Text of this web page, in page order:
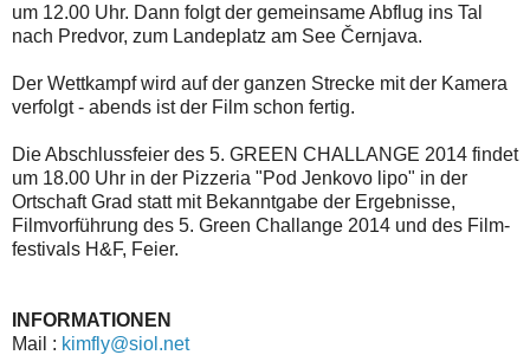
um 12.00 Uhr. Dann folgt der gemeinsame Abflug ins Tal
nach Predvor, zum Landeplatz am See Černjava.
Der Wettkampf wird auf der ganzen Strecke mit der Kamera
verfolgt - abends ist der Film schon fertig.
Die Abschlussfeier des 5. GREEN CHALLANGE 2014 findet
um 18.00 Uhr in der Pizzeria "Pod Jenkovo lipo" in der
Ortschaft Grad statt mit Bekanntgabe der Ergebnisse,
Filmvorführung des 5. Green Challange 2014 und des Film-
festivals H&F, Feier.
INFORMATIONEN
Mail : kimfly@siol.net